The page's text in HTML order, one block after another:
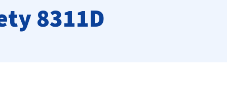
8311D